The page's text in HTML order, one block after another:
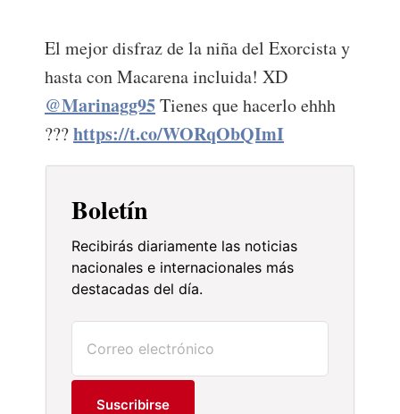
El mejor disfraz de la niña del Exorcista y
hasta con Macarena incluida! XD
@Marinagg95Tienes que hacerlo ehhh
???https://t.co/WORqObQImI
Boletín
Recibirás diariamente las noticias
nacionales e internacionales más
destacadas del día.
Suscribirse